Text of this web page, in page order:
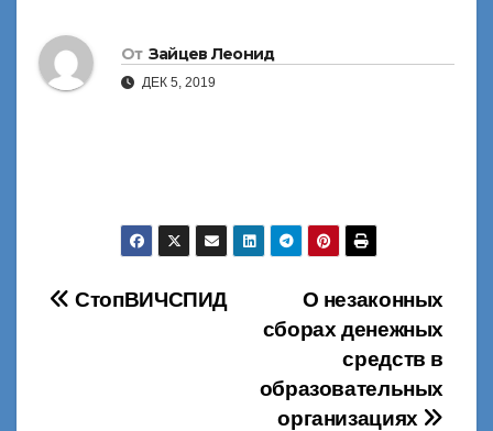
От Зайцев Леонид
ДЕК 5, 2019
Навигация
О незаконных
сборах денежных
средств в
образовательных
организациях
СтопВИЧСПИД